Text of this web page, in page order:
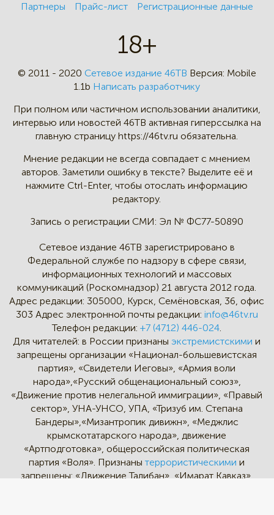
Партнеры Прайс-лист Регистрационные данные
18+
© 2011 - 2020 Сетевое издание 46ТВ Версия: Mobile
1.1b Написать разработчику
При полном или частичном использовании аналитики,
интервью или новостей 46TB активная гиперссылка на
главную страницу https://46tv.ru обязательна.
Мнение редакции не всегда совпадает с мнением
авторов. Заметили ошибку в тексте? Выделите её и
нажмите Ctrl-Enter, чтобы отослать информацию
редактору.
Запись о регистрации СМИ: Эл № ФС77-50890
Сетевое издание 46ТВ зарегистрировано в
Федеральной службе по надзору в сфере связи,
информационных технологий и массовых
коммуникаций (Роскомнадзор) 21 августа 2012 года.
Адрес редакции: 305000, Курск, Семёновская, 36, офис
303 Адрес электронной почты редакции: info@46tv.ru
Телефон редакции: +7 (4712) 446-024.
Для читателей: в России признаныэкстремистскими и
запрещены организации «Национал-большевистская
партия», «Свидетели Иеговы», «Армия воли
народа»,«Русский общенациональный союз»,
«Движение против нелегальной иммиграции», «Правый
сектор», УНА-УНСО, УПА, «Тризуб им. Степана
Бандеры»,«Мизантропик дивижн», «Меджлис
крымскотатарского народа», движение
«Артподготовка», общероссийская политическая
партия «Воля». Признанытеррористическими и
запрещены: «Движение Талибан», «Имарат Кавказ»,